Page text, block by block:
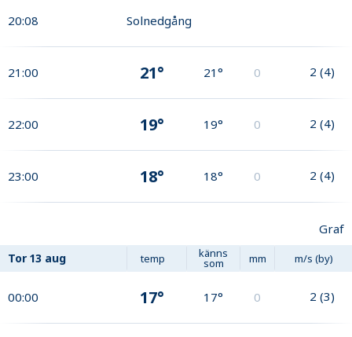
20:08 Solnedgång
21:00 21° 21° 0 2 (4)
22:00 19° 19° 0 2 (4)
23:00 18° 18° 0 2 (4)
Graf
Tor 13 aug temp känns
som mm m/s (by)
00:00 17° 17° 0 2 (3)